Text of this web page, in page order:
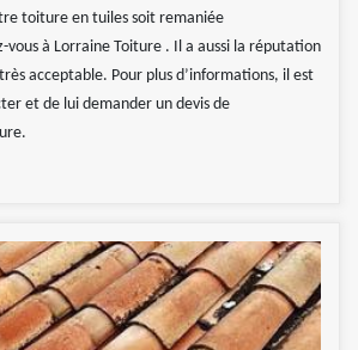
toiture en tuiles soit remaniée
vous à Lorraine Toiture . Il a aussi la réputation
acceptable. Pour plus d’informations, il est
et de lui demander un devis de